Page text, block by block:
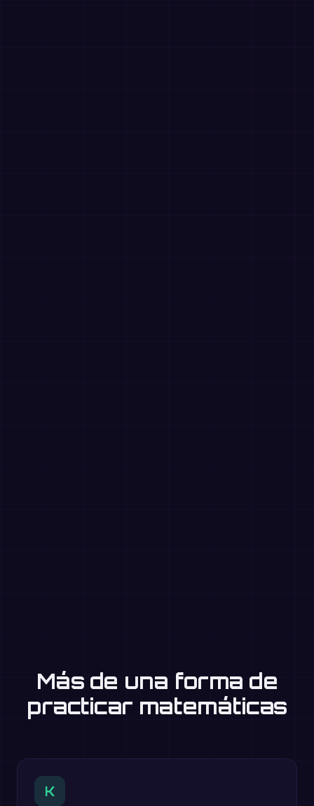
Más de una forma de
practicar matemáticas
K